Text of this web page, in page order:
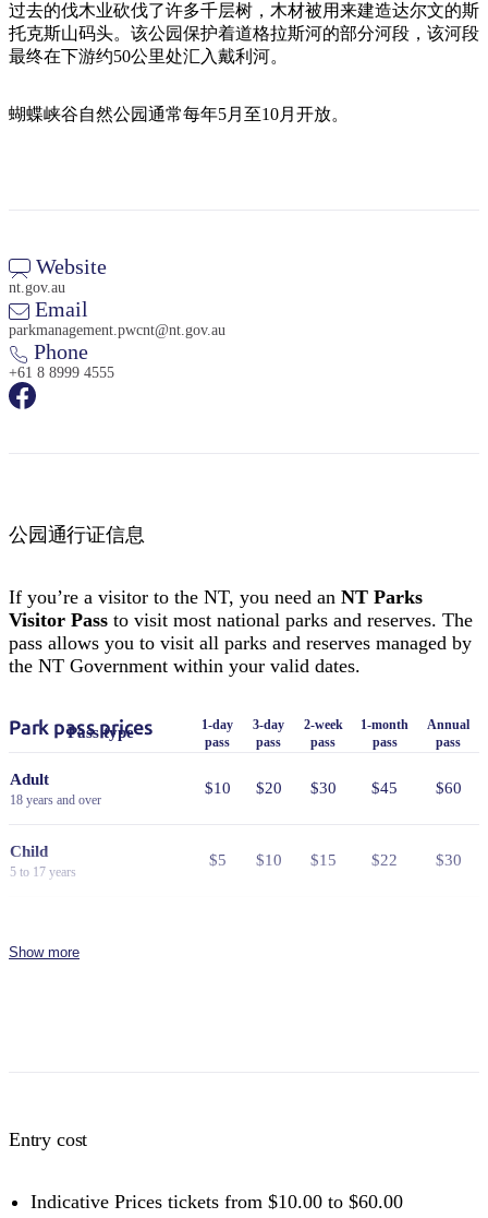
Sign
过去的伐木业砍伐了许多千层树，木材被用来建造达尔文的斯
托克斯山码头。该公园保护着道格拉斯河的部分河段，该河段
最终在下游约50公里处汇入戴利河。
蝴蝶峡谷自然公园通常每年5月至10月开放。
Website
nt.gov.au
Email
parkmanagement.pwcnt@nt.gov.au
Phone
+61 8 8999 4555
公园通行证信息
If you’re a visitor to the NT, you need an NT Parks
Visitor Pass to visit most national parks and reserves. The
pass allows you to visit all parks and reserves managed by
the NT Government within your valid dates.
Park pass prices
Pass type
1-day
pass
3-day
pass
2-week
pass
1-month
pass
Annual
pass
Adult
18 years and over
$10 $20 $30 $45 $60
Child
5 to 17 years
$5 $10 $15 $22 $30
2 adults and 4 children
Show more
Entry cost
Indicative Prices tickets from $10.00 to $60.00